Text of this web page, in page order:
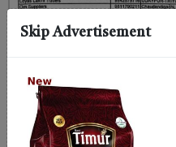
Skip Advertisement